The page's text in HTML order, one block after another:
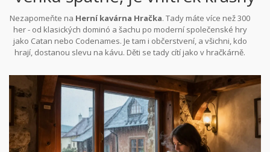
Nezapomeňte na Herní kavárna Hračka. Tady máte více než 300
her - od klasických dominó a šachu po moderní společenské hry
jako Catan nebo Codenames. Je tam i občerstvení, a všichni, kdo
hrají, dostanou slevu na kávu. Děti se tady cítí jako v hračkárně.
štěstí, ne počtem kroků.